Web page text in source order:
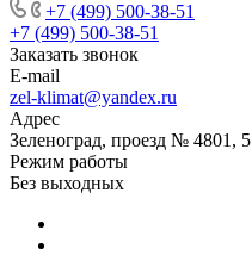
+7 (499) 500-38-51
+7 (499) 500-38-51
Заказать звонок
E-mail
zel-klimat@yandex.ru
Адрес
Зеленоград, проезд № 4801, 5
Режим работы
Без выходных